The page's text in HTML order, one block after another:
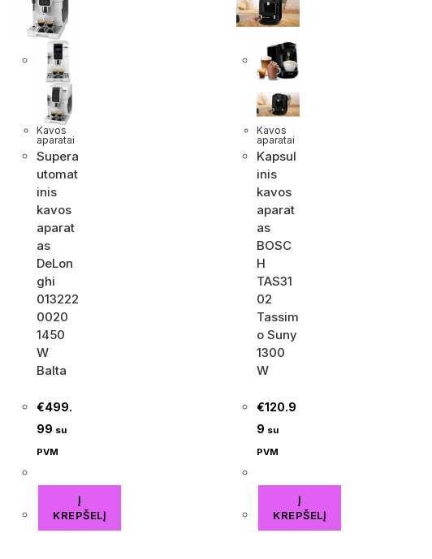
Kavos
aparatai
Supera
utomat
inis
kavos
aparat
as
DeLon
ghi
013222
0020
1450
W
Balta
€499.
99 su
PVM
Į
KREPŠELĮ
Kavos
aparatai
Kapsul
inis
kavos
aparat
as
BOSC
H
TAS31
02
Tassim
o Suny
1300
W
€120.9
9 su
PVM
Į
KREPŠELĮ